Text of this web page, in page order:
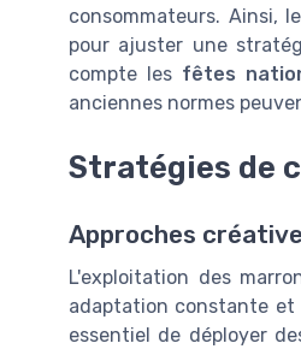
consommateurs. Ainsi,
pour ajuster une
compte les fêtes
anciennes normes
Stratégies de
Approches
L'exploitation des
adaptation constante et
essentiel de déployer